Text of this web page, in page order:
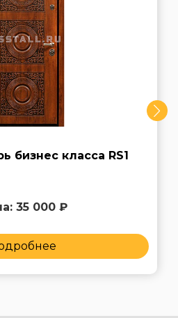
бизнес класса RS1
35 000 ₽